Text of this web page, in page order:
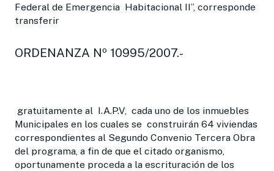
Federal de Emergencia Habitacional II”, corresponde
transferir
ORDENANZA Nº 10995/2007.-
gratuitamente al I.A.P.V, cada uno de los inmuebles
Municipales en los cuales se construirán 64 viviendas
correspondientes al Segundo Convenio Tercera Obra
del programa, a fin de que el citado organismo,
oportunamente proceda a la escrituración de los